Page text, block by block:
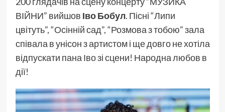
ВІЙНИ” вийшов Іво Бобул. Пісні “Липи
цвітуть”, “Осінній сад”, “Розмова з тобою” зала
співала в унісон з артистом і ще довго не хотіла
відпускати пана Іво зі сцени! Народна любов в
дії!